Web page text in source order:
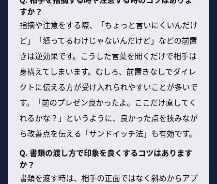
すか？
指摘や注意をする際、「ちょっと言いにくいんだけ
ど」「怒ってるわけじゃないんだけど」などの前置
きは逆効果です。こうした言葉を聞くだけで相手は
身構えてしまいます。むしろ、前置きなしでダイレ
クトに伝える方が受け入れられやすいことが多いで
す。「前のプレゼン良かったよ。ここだけ直してく
れるかな？」というように、良かった点を挟みなが
ら改善点を伝える「サンドイッチ法」も有効です。
Q. 書類の渡し方で印象を良くするコツはあります
か？
書類を渡す時は、相手の正面ではなく斜めからアプ